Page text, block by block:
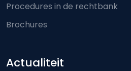
Procedures in de rechtbank
Brochures
Actualiteit